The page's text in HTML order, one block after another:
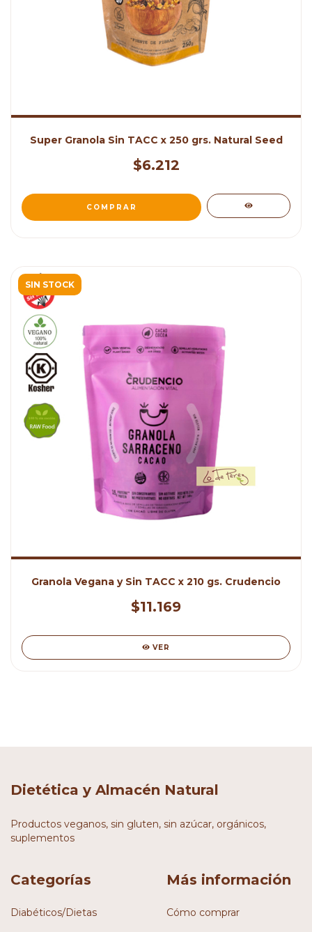
Super Granola Sin TACC x 250 grs. Natural Seed
$6.212
SIN STOCK
Granola Vegana y Sin TACC x 210 gs. Crudencio
$11.169
VER
Dietética y Almacén Natural
Productos veganos, sin gluten, sin azúcar, orgánicos,
suplementos
Categorías
Diabéticos/Dietas
Más información
Cómo comprar